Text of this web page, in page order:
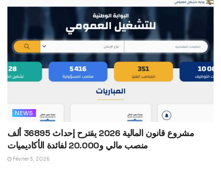
NEWS
مشروع قانون المالية 2026 يقترح إحداث 36895 ألف
منصب مالي و20.000 لفائدة الأكاديميات
Février 3, 2026